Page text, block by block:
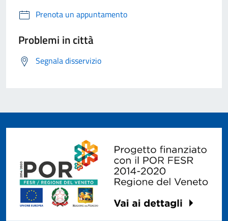
Prenota un appuntamento
Problemi in città
Segnala disservizio